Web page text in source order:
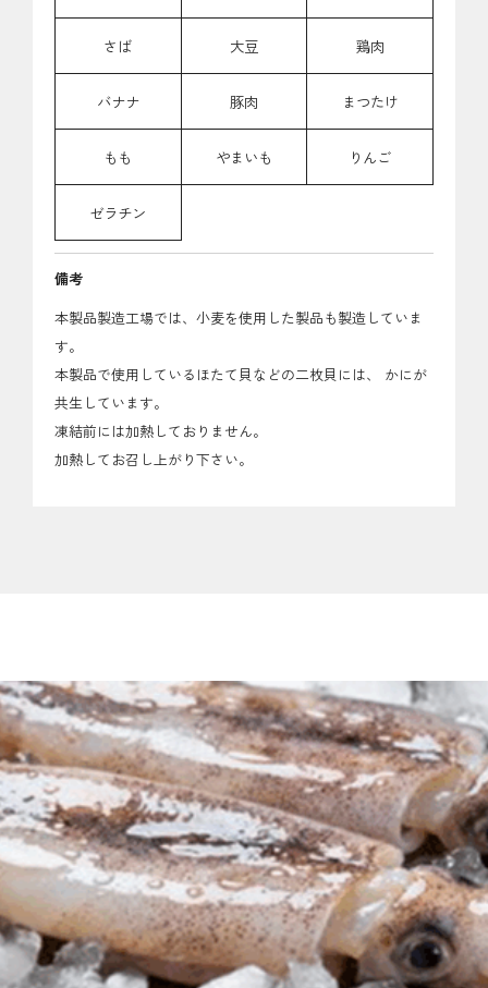
さば 大豆 鶏肉
バナナ 豚肉 まつたけ
もも やまいも りんご
ゼラチン
備考
本製品製造工場では、小麦を使用した製品も製造していま
す。
本製品で使用しているほたて貝などの二枚貝には、 かにが
共生しています。
凍結前には加熱しておりません。
加熱してお召し上がり下さい。